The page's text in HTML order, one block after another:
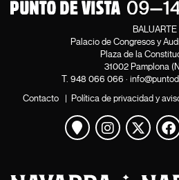
BALUARTE
Palacio de Congresos y
Plaza de la
31002 Pamplona
T. 948 066 066 ·
Contacto | Política de privacidad y
Ver mapa